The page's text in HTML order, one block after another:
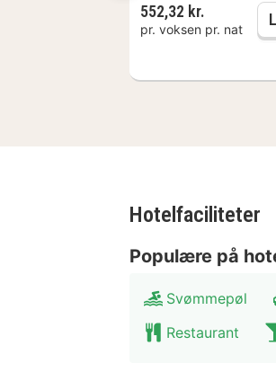
552,32 kr.
pr. voksen pr. nat
Hotelfaciliteter
Populære på
Svømmepøl
Restaurant